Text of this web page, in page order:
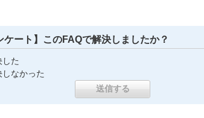
ケート】このFAQで解決しましたか？
した
しなかった